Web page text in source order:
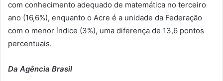
com conhecimento adequado de matemática no terceiro
ano (16,6%), enquanto o Acre é a unidade da Federação
com o menor índice (3%), uma diferença de 13,6 pontos
percentuais.
Da Agência Brasil